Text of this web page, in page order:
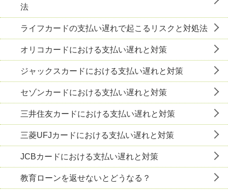
法
ライフカードの支払い遅れで起こるリスクと対処法
オリコカードにおける支払い遅れと対策
ジャックスカードにおける支払い遅れと対策
セゾンカードにおける支払い遅れと対策
三井住友カードにおける支払い遅れと対策
三菱UFJカードにおける支払い遅れと対策
JCBカードにおける支払い遅れと対策
教育ローンを返せないとどうなる？